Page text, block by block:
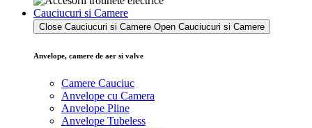
Cauciucuri si Camere
Close Cauciucuri si Camere Open Cauciucuri si Camere
Anvelope, camere de aer si valve
Camere Cauciuc
Anvelope cu Camera
Anvelope Pline
Anvelope Tubeless